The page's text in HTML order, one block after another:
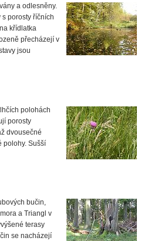
a odlesněny.
porosty říčních
křídlatka
přecházejí v
jsou
polohách
porosty
dvousečné
polohy. Sušší
bučin,
a Triangl v
terasy
se nacházejí